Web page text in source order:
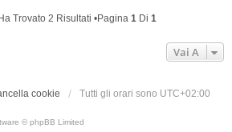
Trovato 2 Risultati •Pagina 1 Di 1
Vai A
cookie Tutti gli orari sono UTC+02:00
© phpBB Limited